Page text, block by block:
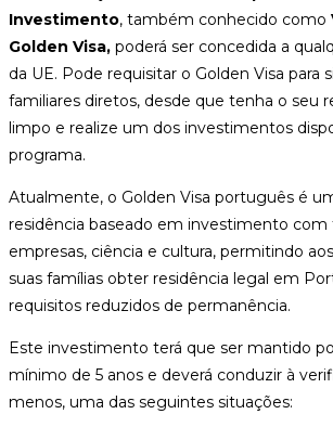
Investimento, também conhecido como
Golden Visa, poderá ser concedida a
da UE. Pode requisitar o Golden Visa para
familiares diretos, desde que tenha o seu
limpo e realize um dos investimentos
programa.
Atualmente, o Golden Visa português é
residência baseado em investimento
empresas, ciência e cultura, permitindo
suas famílias obter residência legal em
requisitos reduzidos de permanência.
Este investimento terá que ser mantido
mínimo de 5 anos e deverá conduzir à
menos, uma das seguintes situações: